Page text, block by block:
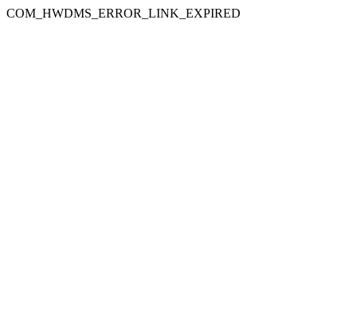
COM_HWDMS_ERROR_LINK_EXPIRED